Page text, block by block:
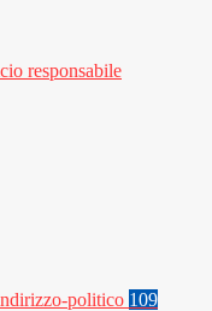
responsabile
politico 109